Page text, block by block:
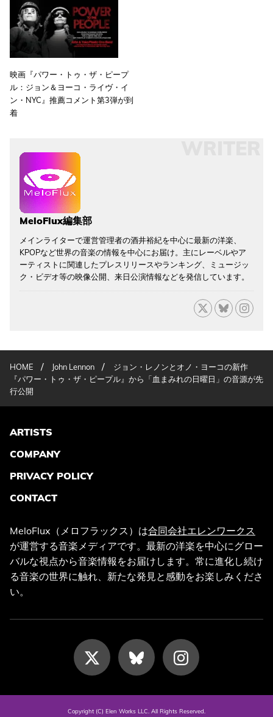
映画『パワー・トゥ・ザ・ピープ
ル：ジョン＆ヨーコ・ライヴ・イ
ン・NYC』推薦コメント第3弾が到
着
MeloFlux編集部
メインライターで運営管理者の酒井裕紀を中心に最新の洋楽、
KPOPなど世界の音楽の情報を中心にお届け。主にレーベルやア
ーティストに関連したプレスリリースやランキング、ミュージッ
ク・ビデオ等の映像公開、来日公演情報などを発信しています。
HOME / John Lennon /
ジョン・レノンとオノ・ヨーコの新作
『パワー・トゥ・ザ・ピープル』から「血まみれの日曜日」の音源が先
行公開
ARTISTS
COMPANY
PRIVACY POLICY
CONTACT
MeloFlux（メロフラックス）は合同会社エレンワークス
が運営する音楽メディアです。最新の洋楽を中心にグロー
バルな視点から音楽情報をお届けします。常に進化し続け
る音楽の世界に触れ、新たな発見と感動をお楽しみくださ
い。
Copyright (C) Elen Works LLC. All Rights Reserved.